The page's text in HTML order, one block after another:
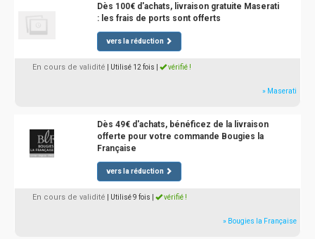
Dès 100€ d'achats, livraison gratuite Maserati
: les frais de ports sont offerts
vers la réduction
En cours de validité | Utilisé 12 fois vérifié !
» Maserati
Dès 49€ d'achats, bénéficez de la livraison
offerte pour votre commande Bougies la
Française
vers la réduction
En cours de validité | Utilisé 9 fois vérifié !
» Bougies la Française